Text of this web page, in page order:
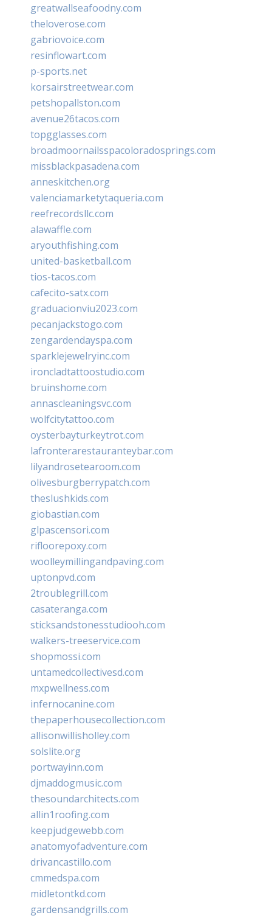
greatwallseafoodny.com
theloverose.com
gabriovoice.com
resinflowart.com
p-sports.net
korsairstreetwear.com
petshopallston.com
avenue26tacos.com
topgglasses.com
broadmoornailsspacoloradosprings.com
missblackpasadena.com
anneskitchen.org
valenciamarketytaqueria.com
reefrecordsllc.com
alawaffle.com
aryouthfishing.com
united-basketball.com
tios-tacos.com
cafecito-satx.com
graduacionviu2023.com
pecanjackstogo.com
zengardendayspa.com
sparklejewelryinc.com
ironcladtattoostudio.com
bruinshome.com
annascleaningsvc.com
wolfcitytattoo.com
oysterbayturkeytrot.com
lafronterarestauranteybar.com
lilyandrosetearoom.com
olivesburgberrypatch.com
theslushkids.com
giobastian.com
glpascensori.com
rifloorepoxy.com
woolleymillingandpaving.com
uptonpvd.com
2troublegrill.com
casateranga.com
sticksandstonesstudiooh.com
walkers-treeservice.com
shopmossi.com
untamedcollectivesd.com
mxpwellness.com
infernocanine.com
thepaperhousecollection.com
allisonwillisholley.com
solslite.org
portwayinn.com
djmaddogmusic.com
thesoundarchitects.com
allin1roofing.com
keepjudgewebb.com
anatomyofadventure.com
drivancastillo.com
cmmedspa.com
midletontkd.com
gardensandgrills.com